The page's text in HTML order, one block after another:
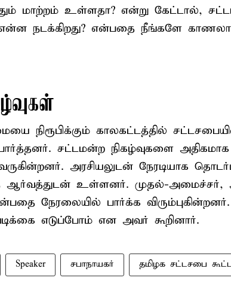
மாற்றம் உள்ளதா? என்று கேட்டால்,
நடக்கிறது? என்பதை நீங்களே
நிரூபிக்கும் காலகட்டத்தில்
சட்டமன்ற நிகழ்வுகளை
வருகின்றனர். அரசியலுடன் நேரடியாக
ஆர்வத்துடன் உள்ளனர். முதல்-அமைச்சர்,
நேரலையில் பார்க்க
எடுப்போம் என அவர் கூறினார்.
Speaker சபாநாயகர் தமிழக சட்டசபை